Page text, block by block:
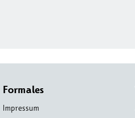
Formales
Impressum